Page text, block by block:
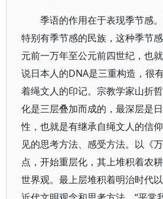
季语的作用在于表现季节感
特别有季节感的民族，这种季节
元前一万年至公元前四世纪，也
说日本人的DNA是三重构造，很
着绳文人的印记。宗教学家山折
化是三层叠加而成的，最深层是
性，也就是有继承自绳文人的信
见的思考方法、感受方法。以《
点，开始重层化，其上堆积着农
世界观。最上层堆积着明治时代